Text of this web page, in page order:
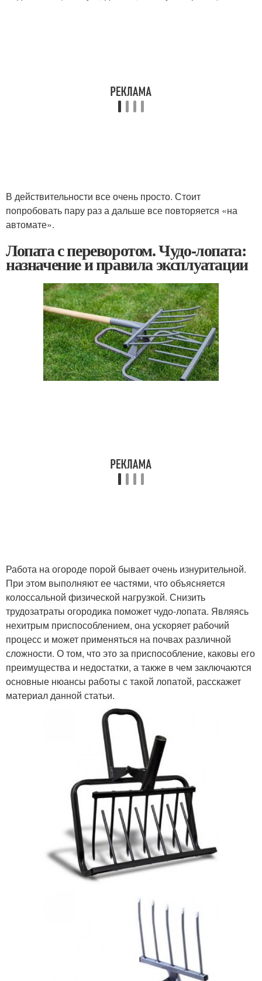
В действительности все очень просто. Стоит
попробовать пару раз а дальше все повторяется «на
автомате».
Лопата с переворотом. Чудо-лопата:
назначение и правила эксплуатации
Работа на огороде порой бывает очень изнурительной.
При этом выполняют ее частями, что объясняется
колоссальной физической нагрузкой. Снизить
трудозатраты огородика поможет чудо-лопата. Являясь
нехитрым приспособлением, она ускоряет рабочий
процесс и может применяться на почвах различной
сложности. О том, что это за приспособление, каковы его
преимущества и недостатки, а также в чем заключаются
основные нюансы работы с такой лопатой, расскажет
материал данной статьи.